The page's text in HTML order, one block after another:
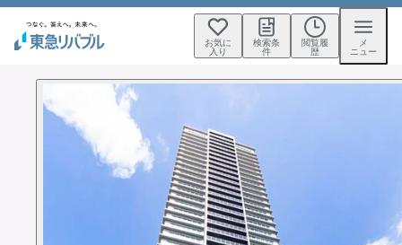
お気に
入り
検索条
件
閲覧履
歴
メ
ニュー